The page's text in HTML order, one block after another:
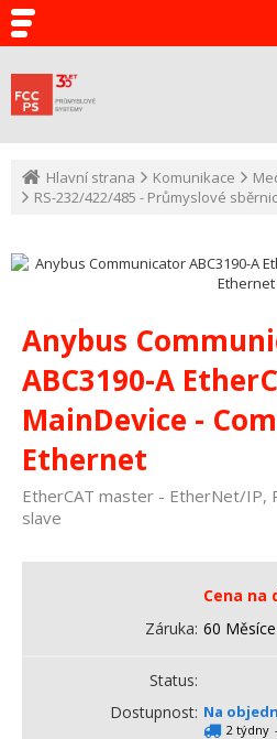
Hlavní strana Komunikace
RS-232/422/485 - Průmyslové
Anybus
ABC3190-A
MainDevice -
Ethernet
EtherCAT master - EtherNet/IP,
slave
Cena na
Záruka 60 Měsíce
Status
Dostupnost Na
2 týdny